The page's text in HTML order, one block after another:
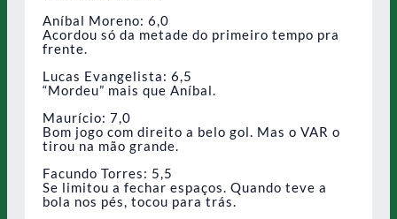
Aníbal Moreno: 6,0
Acordou só da metade do primeiro tempo pra
frente.
Lucas Evangelista: 6,5
“Mordeu” mais que Aníbal.
Maurício: 7,0
Bom jogo com direito a belo gol. Mas o VAR o
tirou na mão grande.
Facundo Torres: 5,5
Se limitou a fechar espaços. Quando teve a
bola nos pés, tocou para trás.